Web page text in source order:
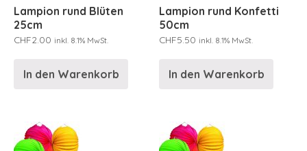
Lampion rund Blüten
25cm
CHF2.00 inkl. 8.1% MwSt.
In den Warenkorb
Lampion rund Konfetti
50cm
CHF5.50 inkl. 8.1% MwSt.
In den Warenkorb